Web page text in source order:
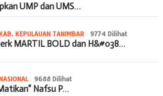
UMP dan UMS…
KEPULAUAN TANIMBAR 9774 Dilihat
MARTIL BOLD dan H&#038…
9688 Dilihat
Nafsu P…